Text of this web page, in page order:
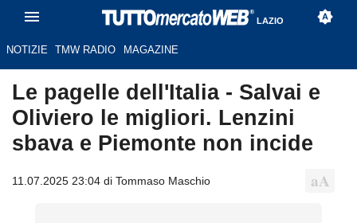
LAZIO
NOTIZIE TMW RADIO MAGAZINE
Le pagelle dell'Italia - Salvai e
Oliviero le migliori. Lenzini
sbava e Piemonte non incide
11.07.2025 23:04 di Tommaso Maschio